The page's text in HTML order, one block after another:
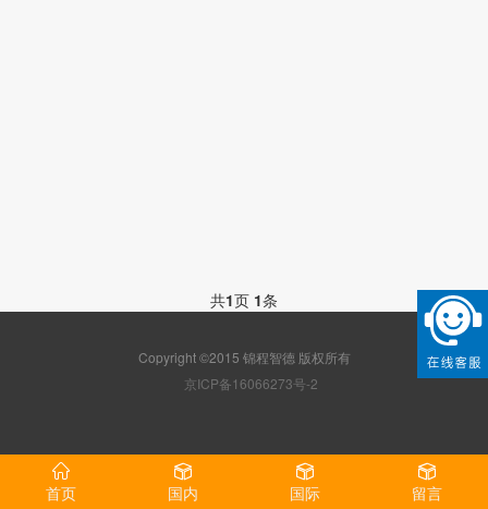
共1页 1条
Copyright ©2015 锦程智德 版权所有
京ICP备16066273号-2
首页 国内 国际 留言